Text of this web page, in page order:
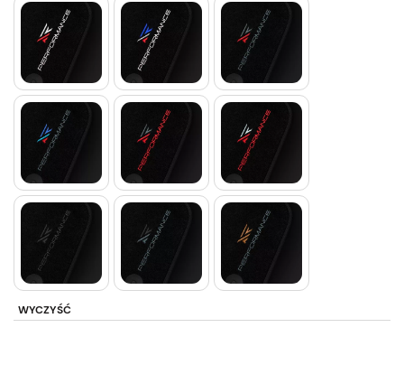
WYCZYŚĆ